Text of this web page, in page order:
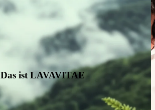
Das ist LAVAVITAE